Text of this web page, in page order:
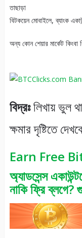
তাছাড়া
বিটকয়েন মোবাইলে, ব্যাংক
অন্য কোন শেয়ার মার্কেট কিংবা
বিদ্রঃলিখায় ভুল
ক্ষমার দৃষ্টিতে
Earn Free
অ্যাডসেন্স
নাকি ফ্রি